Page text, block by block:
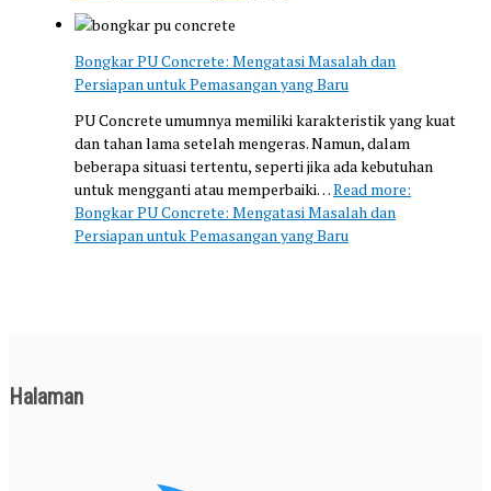
Bongkar PU Concrete: Mengatasi Masalah dan
Persiapan untuk Pemasangan yang Baru
PU Concrete umumnya memiliki karakteristik yang kuat
dan tahan lama setelah mengeras. Namun, dalam
beberapa situasi tertentu, seperti jika ada kebutuhan
untuk mengganti atau memperbaiki…Read more:
Bongkar PU Concrete: Mengatasi Masalah dan
Persiapan untuk Pemasangan yang Baru
Halaman